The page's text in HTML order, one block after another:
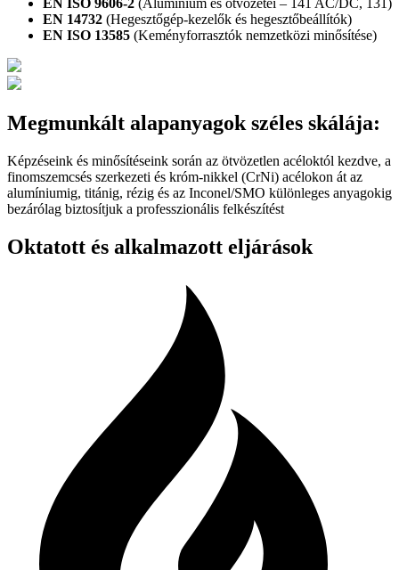
EN ISO 9606-2 (Alumínium és ötvözetei – 141 AC/DC, 131)
EN 14732 (Hegesztőgép-kezelők és hegesztőbeállítók)
EN ISO 13585 (Keményforrasztók nemzetközi minősítése)
Megmunkált alapanyagok széles skálája:
Képzéseink és minősítéseink során az ötvözetlen acéloktól kezdve, a
finomszemcsés szerkezeti és króm-nikkel (CrNi) acélokon át az
alumíniumig, titánig, rézig és az Inconel/SMO különleges anyagokig
bezárólag biztosítjuk a professzionális felkészítést
Oktatott és alkalmazott eljárások